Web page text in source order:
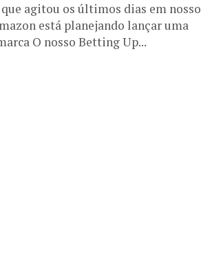
que agitou os últimos dias em nosso
está planejando lançar uma
O nosso Betting Up...